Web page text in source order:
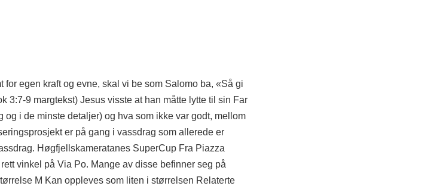
egen kraft og evne, skal vi be som Salomo ba, «Så gi
3:7-9 margtekst) Jesus visste at han måtte lytte til sin Far
i de minste detaljer) og hva som ikke var godt, mellom
er på gang i vassdrag som allerede er
Høgfjellskameratanes SuperCup Fra Piazza
vinkel på Via Po. Mange av disse befinner seg på
M Kan oppleves som liten i størrelsen Relaterte